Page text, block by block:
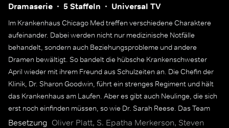
Dramaserie 5 Staffeln Universal TV
Im Krankenhaus Chicago Med treffen verschiedene Charaktere
aufeinander. Dabei werden nicht nur medizinische Notfälle
behandelt, sondern auch Beziehungsprobleme und andere
Dramen bewältigt. So bandelt die hübsche Krankenschwester
April wieder mit ihrem Freund aus Schulzeiten an. Die Chefin der
Klinik, Dr. Sharon Goodwin, führt ein strenges Regiment und hält
das Krankenhaus am Laufen. Aber es gibt auch Neulinge, die sich
erst noch einfinden müssen, so wie Dr. Sarah Reese. Das Team
geht gemeinsam an Grenzen, um die Patienten zu behandeln.
Besetzung Oliver Platt, S. Epatha Merkerson, Steven